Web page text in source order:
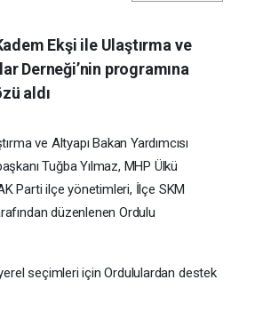
Ekşi ile Ulaştırma ve
Derneği’nin programına
aldı
ve Altyapı Bakan Yardımcısı
Tuğba Yılmaz, MHP Ülkü
Parti ilçe yönetimleri, İlçe SKM
düzenlenen Ordulu
seçimleri için Ordululardan destek